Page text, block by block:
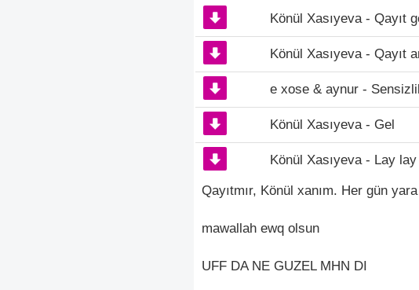
Könül Xasıyeva - Qayıt
Könül Xasıyeva - Qayıt
e xose & aynur -
Könül Xasıyeva - Gel
Könül Xasıyeva - Lay lay
Qayıtmır, Könül xanım. Her gün
mawallah ewq olsun
UFF DA NE GUZEL MHN DI